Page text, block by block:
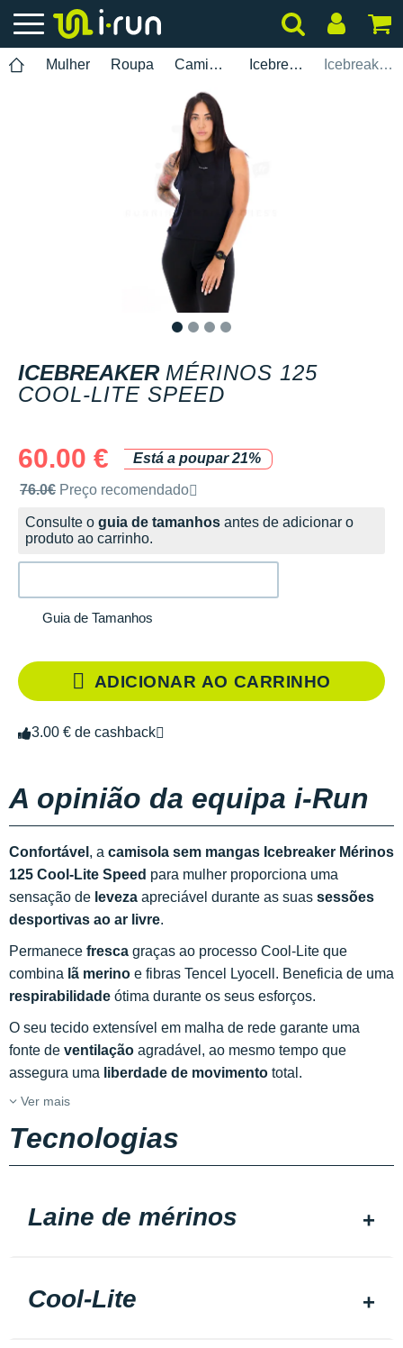
Mulher Roupa Camisolas Sem Mangas Icebreaker Icebreaker Mérinos 125 Cool-Lite Speed
ICEBREAKER MÉRINOS 125
COOL-LITE SPEED
60.00 €
Está a poupar 21%
Preço de venda recomendado pela marca
76.0€ Preço recomendado
Consulte o guia de tamanhos antes de adicionar o
produto ao carrinho.
Guia de Tamanhos
ADICIONAR AO CARRINHO
3.00 € de cashback
A opinião da equipa i-Run
Confortável , a camisola sem mangas Icebreaker Mérinos
125 Cool-Lite Speed para mulher proporciona uma
sensação de leveza apreciável durante as suas sessões
desportivas ao ar livre.
Permanece fresca graças ao processo Cool-Lite que
combina lã merino e fibras Tencel Lyocell. Beneficia de uma
respirabilidade ótima durante os seus esforços.
O seu tecido extensível em malha de rede garante uma
fonte de ventilação agradável, ao mesmo tempo que
assegura uma liberdade de movimento total.
Ver mais
Tecnologias
Laine de mérinos
Cool-Lite